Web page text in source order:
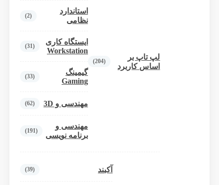
لپ تاپ بر
اساس کاربرد
(204)
استاندارد
نظامی
(2)
ایستگاه کاری
Workstation
(31)
گیمینگ
Gaming
(33)
مهندسی و 3D (62)
مهندسی و
برنامه نویسی
(191)
آکبند (39)